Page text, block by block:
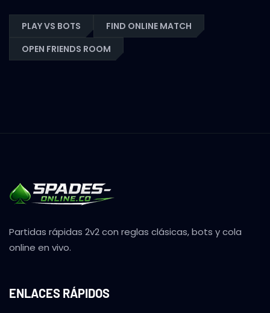
PLAY VS BOTS
FIND ONLINE MATCH
OPEN FRIENDS ROOM
Partidas rápidas 2v2 con reglas clásicas, bots y cola
online en vivo.
ENLACES RÁPIDOS